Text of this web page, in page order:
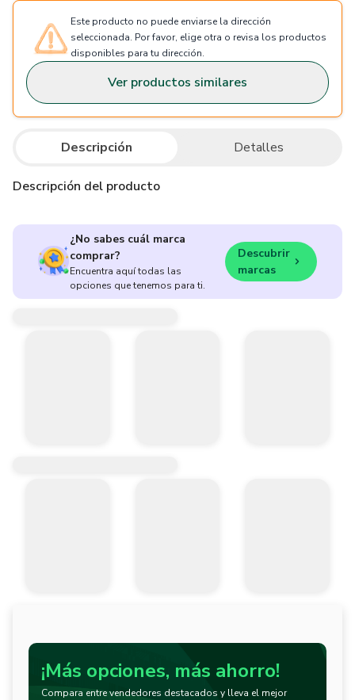
Este producto no puede enviarse la dirección
seleccionada. Por favor, elige otra o revisa los productos
disponibles para tu dirección.
Ver productos similares
Descripción Detalles
Descripción del producto
¿No sabes cuál marca
comprar?
Encuentra aquí todas las
opciones que tenemos para ti.
Descubrir
marcas
¡Más opciones, más ahorro!
Compara entre vendedores destacados y lleva el mejor